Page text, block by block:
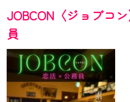
JOBCON〈ジョブ
員